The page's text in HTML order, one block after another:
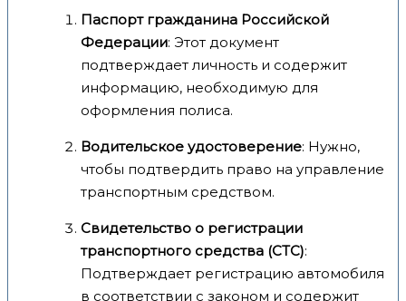
Паспорт гражданина Российской
Федерации: Этот документ
подтверждает личность и содержит
информацию, необходимую для
оформления полиса.
Водительское удостоверение: Нужно,
чтобы подтвердить право на управление
транспортным средством.
Свидетельство о регистрации
транспортного средства (СТС):
Подтверждает регистрацию автомобиля
в соответствии с законом и содержит